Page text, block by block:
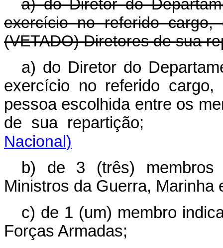
a) do Diretor do
exercício no referido
(VETADO) Diretores de sua
a) do Diretor do
exercício no referido
pessoa escolhida entre os
de sua
Nacional)
b) de 3 (três) membros
Ministros da Guerra, Marinha
c) de 1 (um) membro
Forças Armadas;